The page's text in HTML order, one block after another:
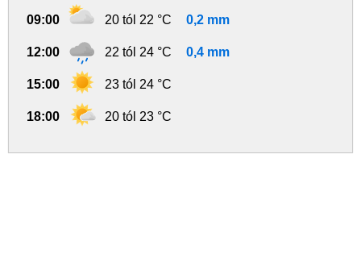
09:00 20 tól 22 °C 0,2 mm
12:00 22 tól 24 °C 0,4 mm
15:00 23 tól 24 °C
18:00 20 tól 23 °C